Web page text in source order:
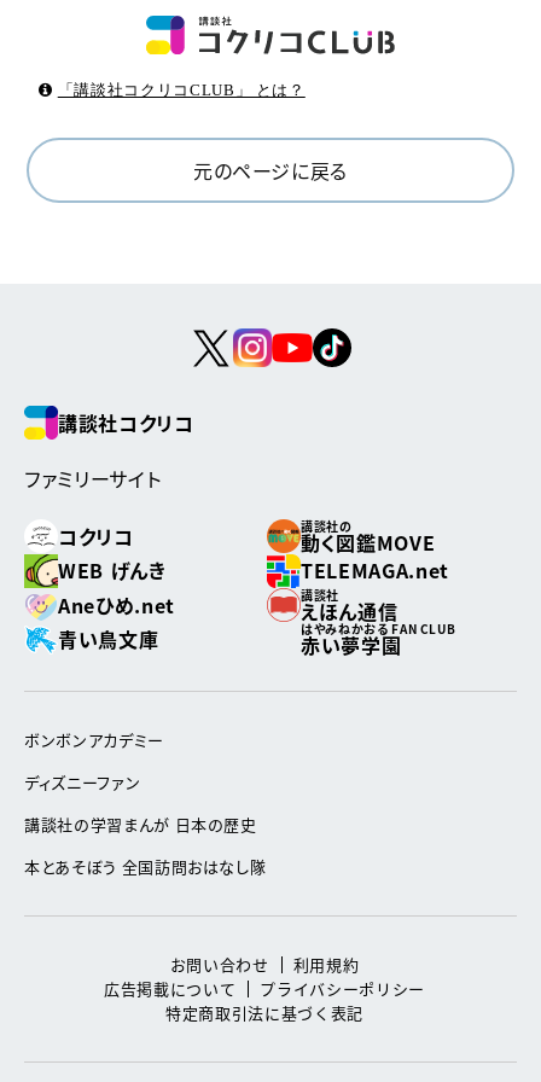
「講談社コクリコCLUB」 とは？
元のページに戻る
講談社コクリコ
ファミリーサイト
コクリコ
講談社の
動く図鑑MOVE
WEB げんき
TELEMAGA.net
Aneひめ.net
講談社
えほん通信
青い鳥文庫
はやみねかおる FAN CLUB
赤い夢学園
ボンボンアカデミー
ディズニーファン
講談社の学習まんが 日本の歴史
本とあそぼう 全国訪問おはなし隊
お問い合わせ
利用規約
広告掲載について
プライバシーポリシー
特定商取引法に基づく表記